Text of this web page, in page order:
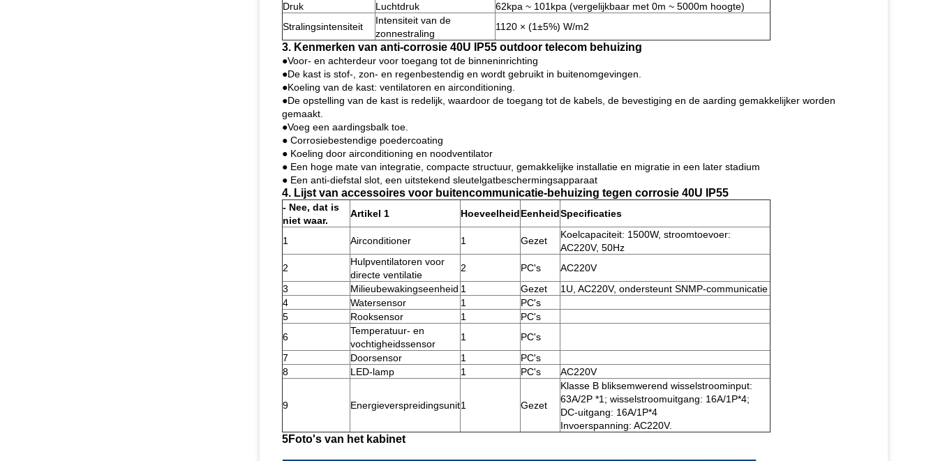
Druk
Luchtdruk
62kpa ~ 101kpa (vergelijkbaar met 0m ~ 5000m hoogte)
Stralingsintensiteit
Intensiteit van de
zonnestraling
1120 × (1±5%) W/m2
3. Kenmerken van anti-corrosie 40U IP55 outdoor telecom behuizing
●Voor- en achterdeur voor toegang tot de binneninrichting
●De kast is stof-, zon- en regenbestendig en wordt gebruikt in buitenomgevingen.
●Koeling van de kast: ventilatoren en airconditioning.
●De opstelling van de kast is redelijk, waardoor de toegang tot de kabels, de bevestiging en de aarding gemakkelijker worden
gemaakt.
●Voeg een aardingsbalk toe.
● Corrosiebestendige poedercoating
● Koeling door airconditioning en noodventilator
● Een hoge mate van integratie, compacte structuur, gemakkelijke installatie en migratie in een later stadium
● Een anti-diefstal slot, een uitstekend sleutelgatbeschermingsapparaat
4. Lijst van accessoires voor buitencommunicatie-behuizing tegen corrosie 40U IP55
- Nee, dat is
niet waar.
Artikel 1 HoeveelheidEenheidSpecificaties
1 Airconditioner 1 Gezet
Koelcapaciteit: 1500W, stroomtoevoer:
AC220V, 50Hz
2
Hulpventilatoren voor
directe ventilatie
2 PC's
AC220V
3
Milieubewakingseenheid 1 Gezet
1U, AC220V, ondersteunt SNMP-communicatie
4
Watersensor 1
PC's
5
Rooksensor 1
PC's
6
Temperatuur- en
vochtigheidssensor
1
PC's
7
Doorsensor 1
PC's
8
LED-lamp 1 PC's AC220V
9 Energieverspreidingsunit1 Gezet
Klasse B bliksemwerend wisselstroominput:
63A/2P *1; wisselstroomuitgang: 16A/1P*4;
DC-uitgang: 16A/1P*4
Invoerspanning: AC220V.
5Foto's van het kabinet